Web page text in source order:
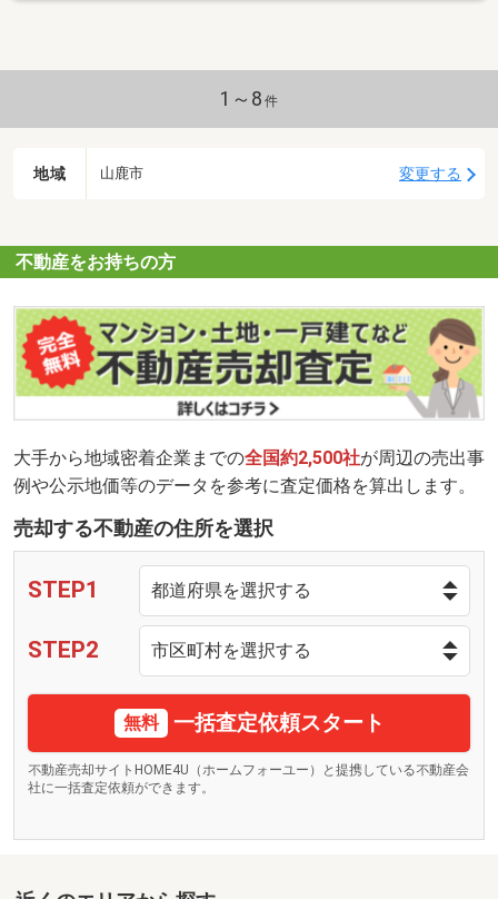
1～8 件
地域 山鹿市 変更する
不動産をお持ちの方
大手から地域密着企業までの全国約2,500社が周辺の売出事
例や公示地価等のデータを参考に査定価格を算出します。
売却する不動産の住所を選択
STEP1
STEP2
無料 一括査定依頼スタート
不動産売却サイトHOME4U（ホームフォーユー）と提携している不動産会
社に一括査定依頼ができます。